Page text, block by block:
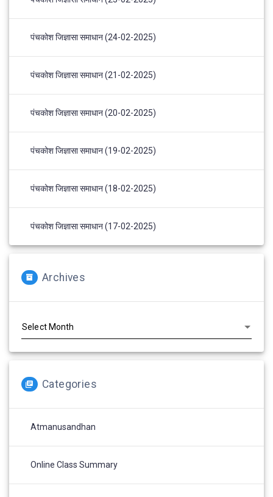
पंचकोश जिज्ञासा समाधान (24-02-2025)
पंचकोश जिज्ञासा समाधान (21-02-2025)
पंचकोश जिज्ञासा समाधान (20-02-2025)
पंचकोश जिज्ञासा समाधान (19-02-2025)
पंचकोश जिज्ञासा समाधान (18-02-2025)
पंचकोश जिज्ञासा समाधान (17-02-2025)
Archives
Categories
Atmanusandhan
Online Class Summary